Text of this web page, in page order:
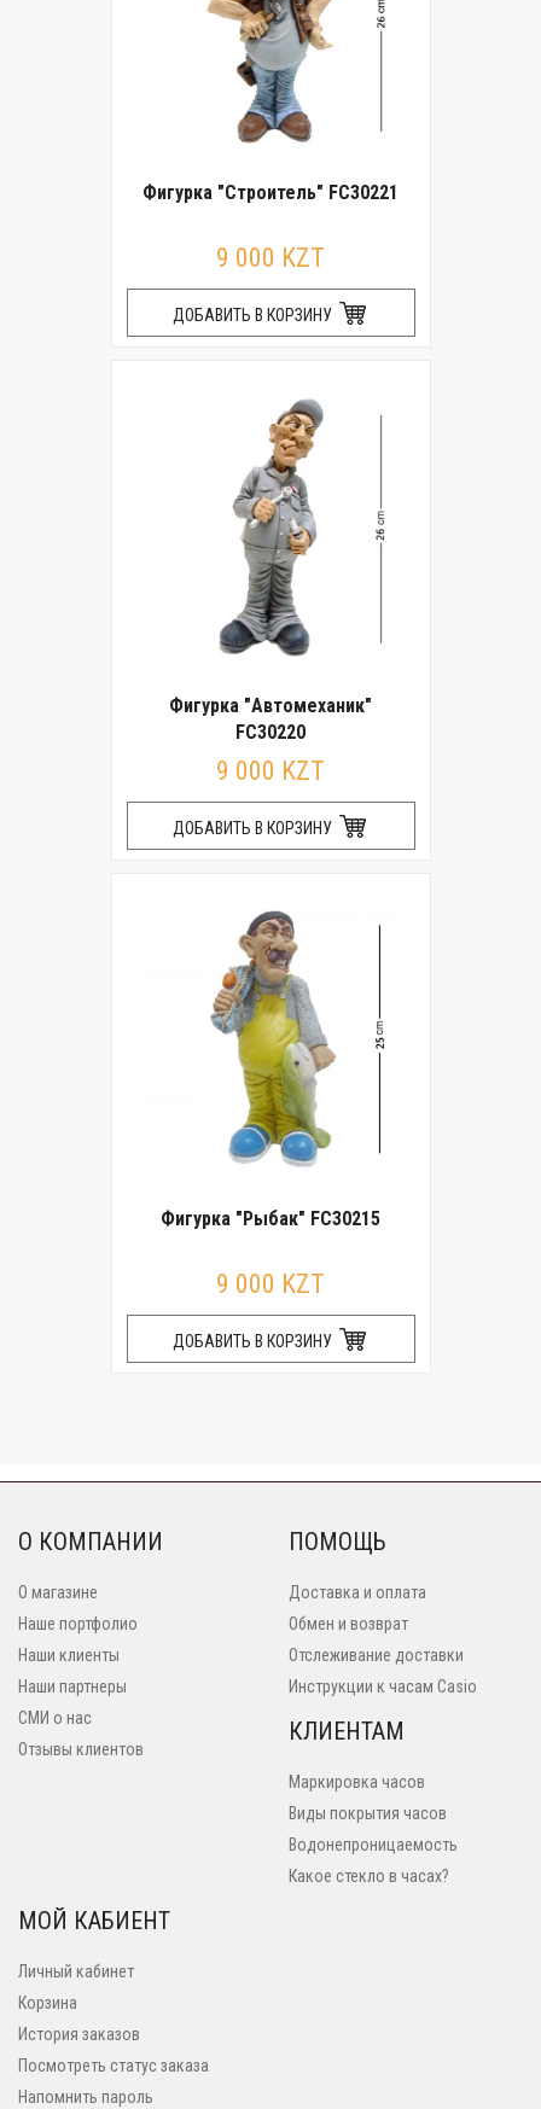
Фигурка "Строитель" FC30221
9 000 KZT
ДОБАВИТЬ В КОРЗИНУ
Фигурка "Автомеханик"
FC30220
9 000 KZT
ДОБАВИТЬ В КОРЗИНУ
Фигурка "Рыбак" FC30215
9 000 KZT
ДОБАВИТЬ В КОРЗИНУ
О КОМПАНИИ
О магазине
Наше портфолио
Наши клиенты
Наши партнеры
СМИ о нас
Отзывы клиентов
ПОМОЩЬ
Доставка и оплата
Обмен и возврат
Отслеживание доставки
Инструкции к часам Casio
КЛИЕНТАМ
Маркировка часов
Виды покрытия часов
Водонепроницаемость
Какое стекло в часах?
МОЙ КАБИЕНТ
Личный кабинет
Корзина
История заказов
Посмотреть статус заказа
Напомнить пароль